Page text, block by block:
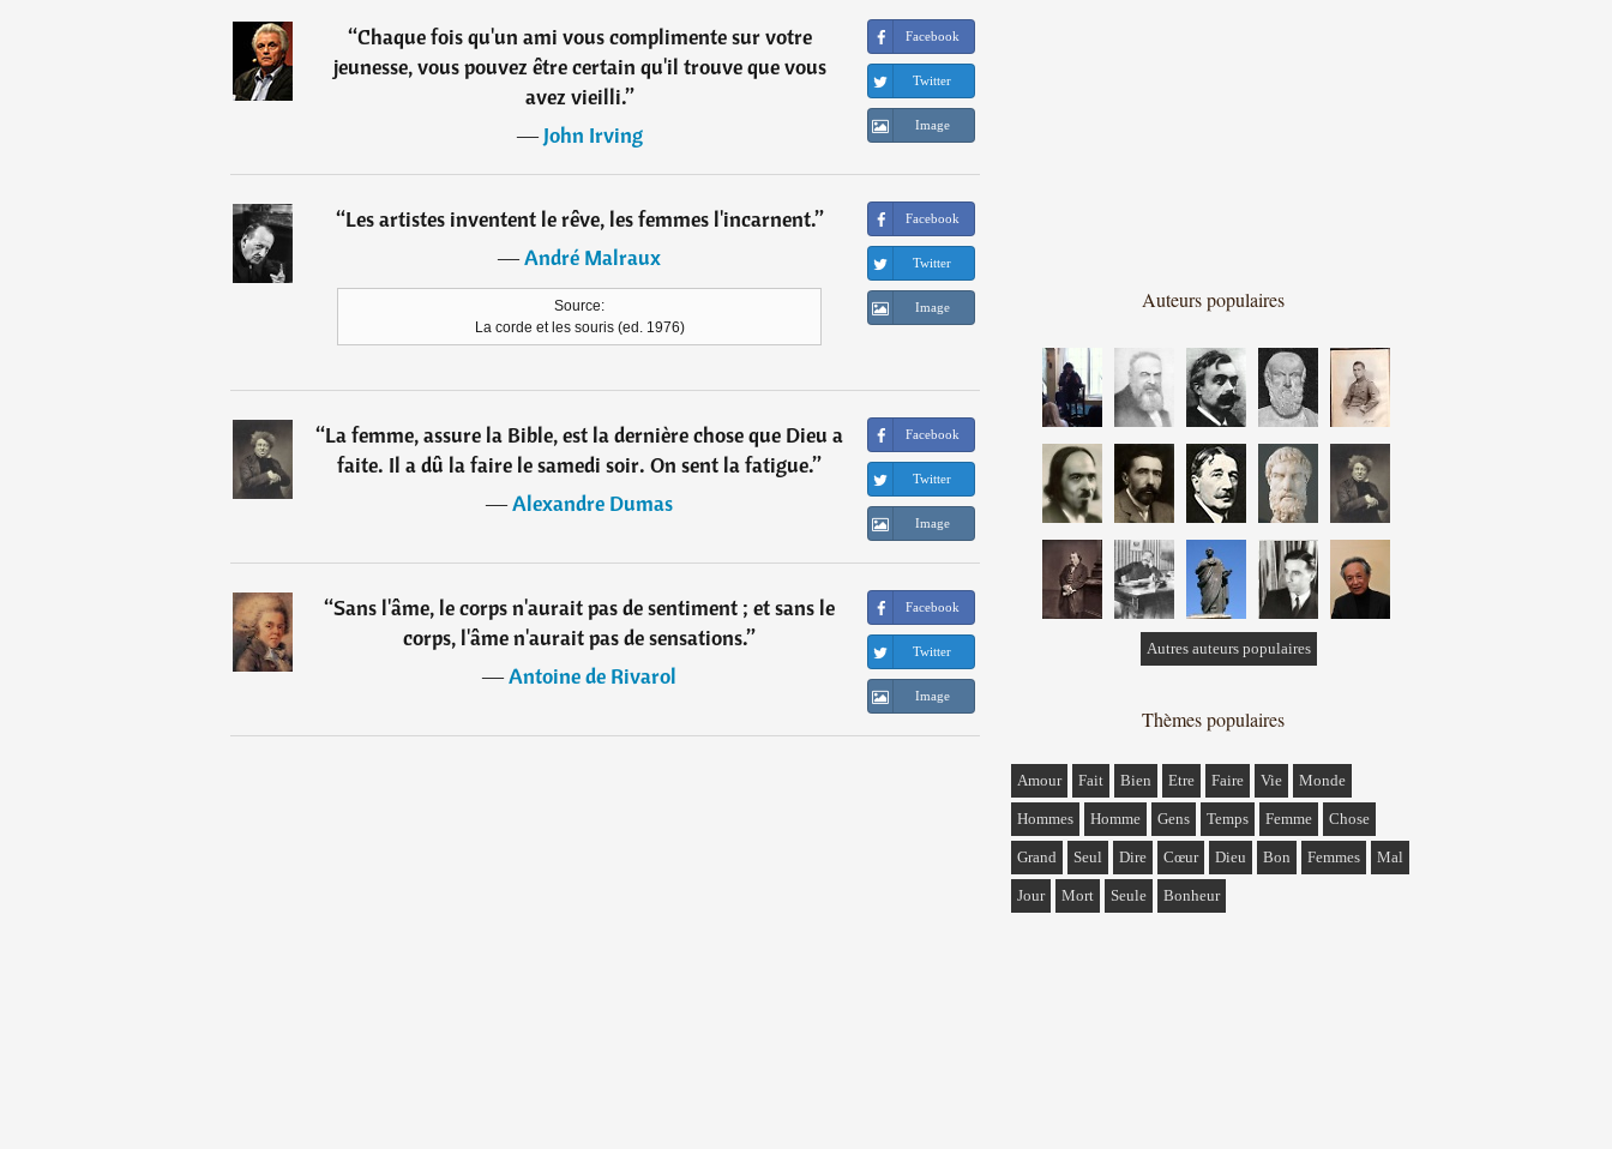
“Chaque fois qu'un ami vous complimente sur votre
jeunesse, vous pouvez être certain qu'il trouve que vous
avez vieilli.”
―John Irving
Facebook
Twitter
Image
“Les artistes inventent le rêve, les femmes l'incarnent.”
―André Malraux
Source:
La corde et les souris (ed. 1976)
Facebook
Twitter
Image
“La femme, assure la Bible, est la dernière chose que Dieu a
faite. Il a dû la faire le samedi soir. On sent la fatigue.”
―Alexandre Dumas
Facebook
Twitter
Image
“Sans l'âme, le corps n'aurait pas de sentiment ; et sans le
corps, l'âme n'aurait pas de sensations.”
―Antoine de Rivarol
Facebook
Twitter
Image
Auteurs populaires
Autres auteurs populaires
Thèmes populaires
Amour Fait Bien Etre Faire Vie Monde
Hommes Homme Gens Temps Femme Chose
Grand Seul Dire Cœur Dieu Bon Femmes Mal
Jour Mort Seule Bonheur